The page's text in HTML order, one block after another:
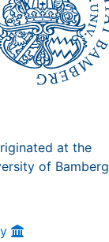
at the
of Bamberg